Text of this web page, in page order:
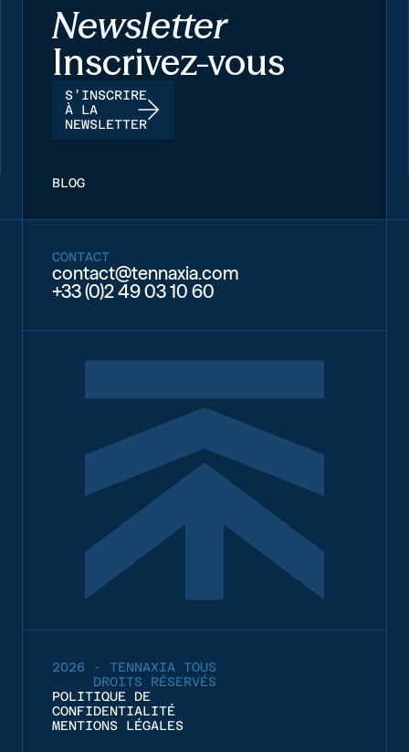
Newsletter
Inscrivez-vous
S’INSCRIRE
À LA
NEWSLETTER
BLOG
CONTACT
contact@tennaxia.com
+33 (0)2 49 03 10 60
2026 - TENNAXIA TOUS
DROITS RÉSERVÉS
POLITIQUE DE
CONFIDENTIALITÉ
MENTIONS LÉGALES